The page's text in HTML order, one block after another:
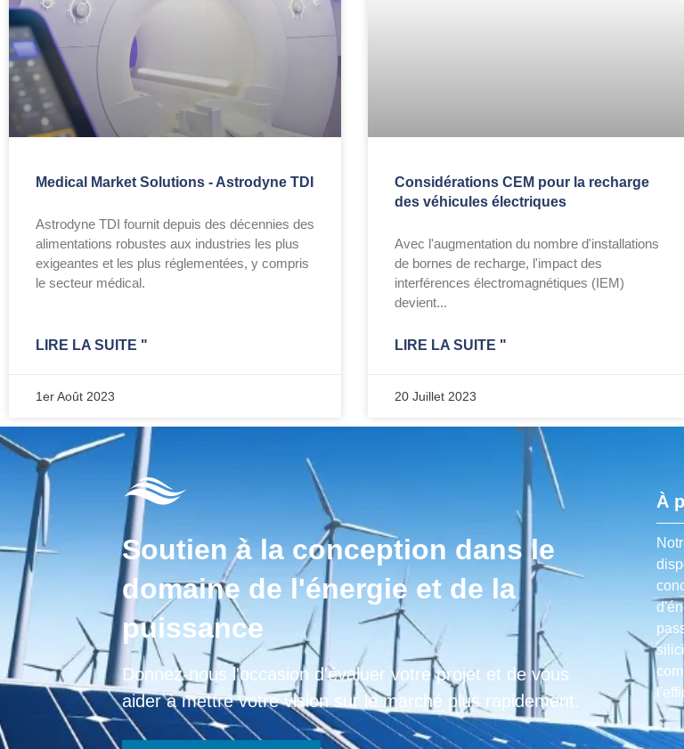
Medical Market Solutions - Astrodyne TDI
Astrodyne TDI fournit depuis des décennies des
alimentations robustes aux industries les plus
exigeantes et les plus réglementées, y compris
le secteur médical.
LIRE LA SUITE "
1er Août 2023
Considérations CEM pour la recharge
des véhicules électriques
Avec l'augmentation du nombre d'installations
de bornes de recharge, l'impact des
interférences électromagnétiques (IEM)
devient...
LIRE LA SUITE "
20 Juillet 2023
Soutien à la conception dans le
domaine de l'énergie et de la
puissance
Donnez-nous l'occasion d'évaluer votre projet et de vous
aider à mettre votre vision sur le marché plus rapidement.
À